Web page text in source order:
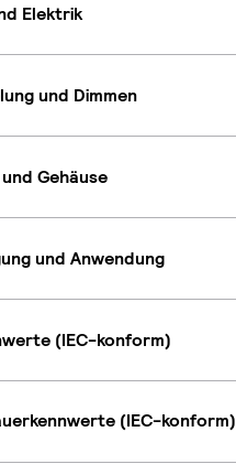
Elektrik
und Dimmen
Gehäuse
und Anwendung
(IEC-konform)
(IEC-konform)